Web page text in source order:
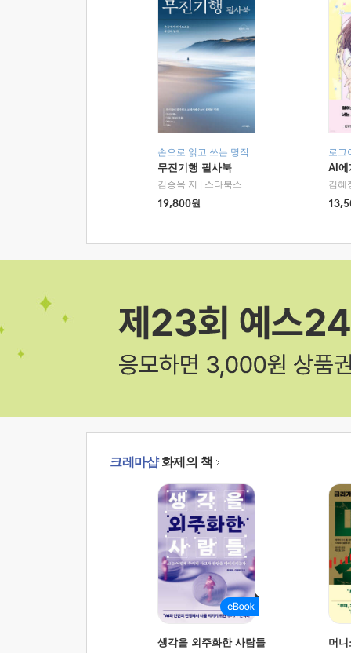
손으로 읽고 쓰는 명작
무진기행 필사북
김승옥 저
스타북스
19,800원
로그
AI에
김혜
크레마샵화제의 책
생각을 외주화한 사람들 머